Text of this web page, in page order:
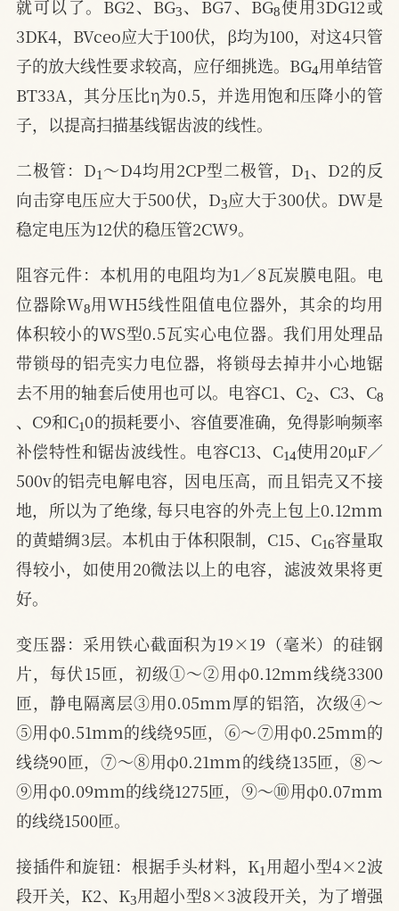
就可以了。BG2、BG 、BG7、BG 使用3DG12或
3DK4，BVceo应大于100伏，β均为100，对这4只管
子的放大线性要求较高，应仔细挑选。BG4用单结管
BT33A，其分压比η为0.5，并选用饱和压降小的管
子，以提高扫描基线锯齿波的线性。
二极管：D ～D4均用2CP型二极管，D 、D2的反
向击穿电压应大于500伏，D3 应大于300伏。DW是
稳定电压为12伏的稳压管2CW9。
阻容元件：本机用的电阻均为1／8瓦炭膜电阻。电
位器除W 用WH5线性阻值电位器外，其余的均用
体积较小的WS型0.5瓦实心电位器。我们用处理品
带锁母的铝壳实力电位器，将锁母去掉井小心地锯
去不用的轴套后使用也可以。电容C1、C2、C3、C8
、C9和C10的损耗要小、容值要准确，免得影响频率
补偿特性和锯齿波线性。电容C13、C 14使用20μF／
500v的铝壳电解电容，因电压高，而且铝壳又不接
地，所以为了绝缘, 每只电容的外壳上包上0.12mm
的黄蜡绸3层。本机由于体积限制，C15、C16容量取
得较小，如使用20微法以上的电容，滤波效果将更
好。
变压器：采用铁心截面积为19×19（毫米）的硅钢
片，每伏15匝，初级①～②用φ0.12mm线绕3300
匝，静电隔离层③用0.05mm厚的铝箔，次级④～
⑤用φ0.51mm的线绕95匝，⑥～⑦用φ0.25mm的
线绕90匝，⑦～⑧用φ0.21mm的线绕135匝，⑧～
⑨用φ0.09mm的线绕1275匝，⑨～⑩用φ0.07mm
的线绕1500匝。
接插件和旋钮：根据手头材料，K 用超小型4×2波
段开关，K2、K3用超小型8×3波段开关，为了增强